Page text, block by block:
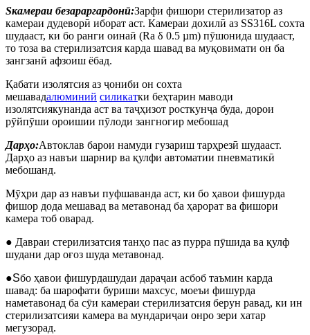
Sкамераи безараргардонӣ:Зарфи фишори стерилизатор аз
камераи дудеворӣ иборат аст. Камераи дохилӣ аз SS316L сохта
шудааст, ки бо ранги оинаӣ (Ra δ 0.5 µm) пӯшонида шудааст,
то тоза ва стерилизатсия карда шавад ва муқовимати он ба
зангзанӣ афзоиш ёбад.
Қабати изолятсия аз ҷониби он сохта
мешавадалюминий силикатки беҳтарин маводи
изолятсиякунанда аст ва таҷҳизот росткунҷа буда, дорои
рӯйпӯши ороишии пӯлоди зангногир мебошад
Дарҳо:Автоклав барои намуди гузариш тарҳрезӣ шудааст.
Дарҳо аз навъи шарнир ва қулфи автоматии пневматикӣ
мебошанд.
Мӯҳри дар аз навъи пуфшаванда аст, ки бо ҳавои фишурда
фишор дода мешавад ва метавонад ба ҳарорат ва фишори
камера тоб оварад.
● Давраи стерилизатсия танҳо пас аз пурра пӯшида ва қулф
шудани дар оғоз шуда метавонад.
●Sбо ҳавои фишурдашудаи дараҷаи асбоб таъмин карда
шавад: ба шарофати буриши махсус, моеъи фишурда
наметавонад ба сӯи камераи стерилизатсия берун равад, ки ин
стерилизатсияи камера ва мундариҷаи онро зери хатар
мегузорад.